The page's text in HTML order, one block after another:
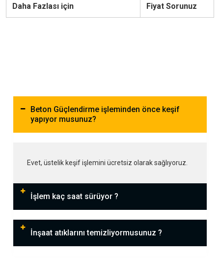
Daha Fazlası için Fiyat Sorunuz
Beton Güçlendirme işleminden önce keşif
yapıyor musunuz?
Evet, üstelik keşif işlemini ücretsiz olarak sağlıyoruz.
İşlem kaç saat sürüyor ?
İnşaat atıklarını temizliyormusunuz ?